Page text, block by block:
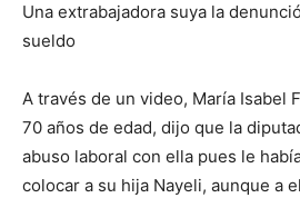
Una extrabajadora suya la
sueldo
A través de un video, María Isabel
70 años de edad, dijo que la
abuso laboral con ella pues le
colocar a su hija Nayeli, aunque a